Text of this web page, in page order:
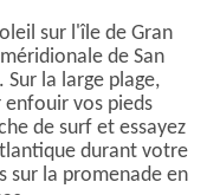
sur l'île de Gran
de San
la large plage,
enfouir vos pieds
de surf et essayez
durant votre
sur la promenade en